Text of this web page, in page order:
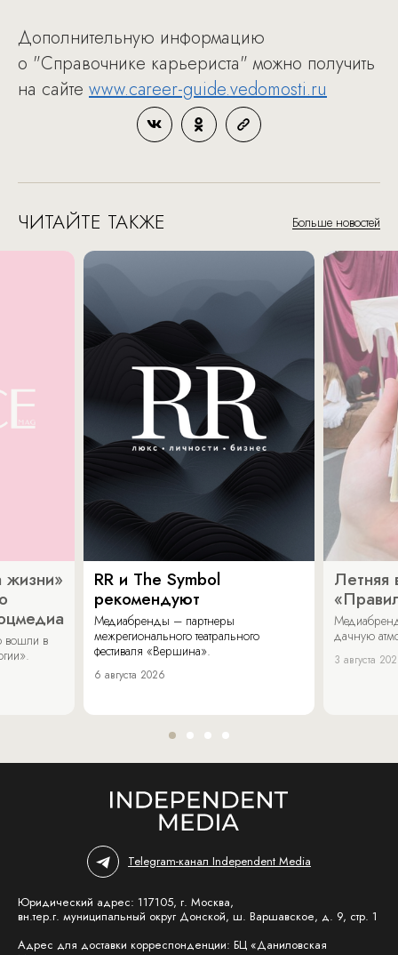
Дополнительную информацию
о "Справочнике карьериста" можно получить
на сайте www.career-guide.vedomosti.ru
ЧИТАЙТЕ ТАКЖЕ Больше новостей
жизни»
вошли в
RR и The Symbol
рекомендуют
Медиабренды – партнеры
межрегионального театрального
фестиваля «Вершина».
6 августа 2026
Летняя
дачную
3 августа
Telegram-канал Independent Media
Юридический адрес: 117105, г. Москва,
вн.тер.г. муниципальный округ Донской, ш. Варшавское, д. 9, стр. 1
Адрес для доставки корреспонденции: БЦ «Даниловская